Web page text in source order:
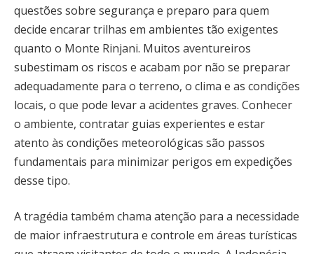
questões sobre segurança e preparo para quem
decide encarar trilhas em ambientes tão exigentes
quanto o Monte Rinjani. Muitos aventureiros
subestimam os riscos e acabam por não se preparar
adequadamente para o terreno, o clima e as condições
locais, o que pode levar a acidentes graves. Conhecer
o ambiente, contratar guias experientes e estar
atento às condições meteorológicas são passos
fundamentais para minimizar perigos em expedições
desse tipo.
A tragédia também chama atenção para a necessidade
de maior infraestrutura e controle em áreas turísticas